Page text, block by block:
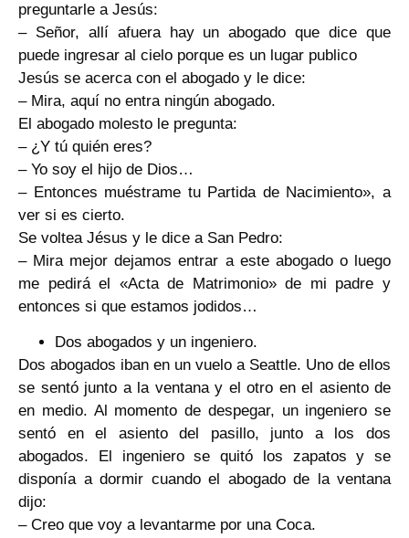
preguntarle a Jesús:
– Señor, allí afuera hay un abogado que dice que
puede ingresar al cielo porque es un lugar publico
Jesús se acerca con el abogado y le dice:
– Mira, aquí no entra ningún abogado.
El abogado molesto le pregunta:
– ¿Y tú quién eres?
– Yo soy el hijo de Dios…
– Entonces muéstrame tu Partida de Nacimiento», a
ver si es cierto.
Se voltea Jésus y le dice a San Pedro:
– Mira mejor dejamos entrar a este abogado o luego
me pedirá el «Acta de Matrimonio» de mi padre y
entonces si que estamos jodidos…
Dos abogados y un ingeniero.
Dos abogados iban en un vuelo a Seattle. Uno de ellos
se sentó junto a la ventana y el otro en el asiento de
en medio. Al momento de despegar, un ingeniero se
sentó en el asiento del pasillo, junto a los dos
abogados. El ingeniero se quitó los zapatos y se
disponía a dormir cuando el abogado de la ventana
dijo:
– Creo que voy a levantarme por una Coca.